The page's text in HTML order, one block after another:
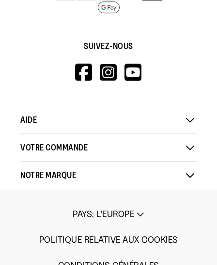
SUIVEZ-NOUS
HTTPS://
HTTPS://
AIDE
VOTRE COMMANDE
NOTRE MARQUE
PAYS: L'EUROPE
POLITIQUE RELATIVE AUX COOKIES